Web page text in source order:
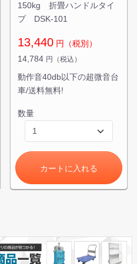
150kg 折畳ハンドルタイ
プ DSK-101
13,440 円（税別）
14,784 円（税込）
動作音40db以下の超微音台
車/送料無料!
数量
カートに入れる
へ進む
見積する
を続ける